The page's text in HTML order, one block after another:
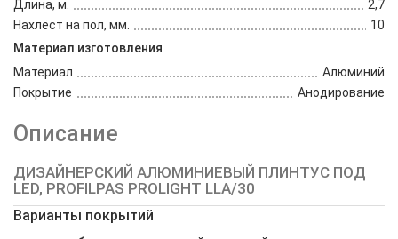
Длина, м.
2,7
Нахлёст на пол, мм.
10
Материал изготовления
Материал
Алюминий
Покрытие
Анодирование
Описание
ДИЗАЙНЕРСКИЙ АЛЮМИНИЕВЫЙ ПЛИНТУС ПОД
LED, PROFILPAS PROLIGHT LLA/30
Варианты покрытий